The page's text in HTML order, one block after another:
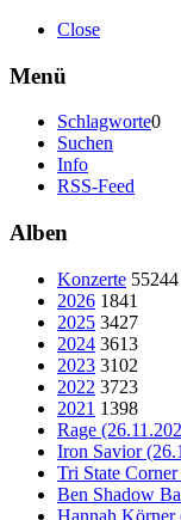
Close
Menü
Schlagworte0
Suchen
Info
RSS-Feed
Alben
Konzerte 55244
2026 1841
2025 3427
2024 3613
2023 3102
2022 3723
2021 1398
Rage
Iron Savior
Tri State
Ben Shadow
Hannah Körner